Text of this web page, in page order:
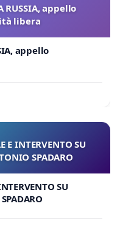
RUSSIA, appello
libera
appello
E INTERVENTO SU
SPADARO
SU